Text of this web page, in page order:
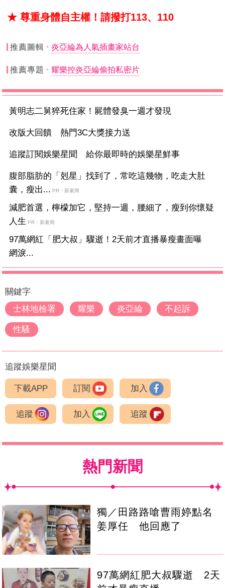
★ 尊重身體自主權！請撥打113、110
推薦圖輯 炎亞綸為人氣插畫家站台
推薦專題 耀樂控炎亞綸偷拍私密片
黃明志二舅猝死住家！屍體發臭一週才發現
改版大回饋 熱門3C大獎接力送
追蹤訂閱娛樂星聞 給你最即時的娛樂星鮮事
腹部脂肪的「剋星」找到了，常吃這幾物，吃走大肚
囊，瘦出... PR・新素簡
減肥首選，檸檬加它，堅持一週，腰細了，瘦到你懷疑
人生 PR・新素簡
97萬網紅「肥大叔」驟逝！2天前才直播暴瘦畫面曝
網淚...
關鍵字
士林地檢署
耀樂 炎亞綸 不起訴
性騷
追蹤娛樂星聞
下載APP 訂閱 加入
追蹤 加入 追蹤
熱門新聞
獨／田路路嗆曹雨婷點名
姜厚任 他回應了
97萬網紅肥大叔驟逝 2天